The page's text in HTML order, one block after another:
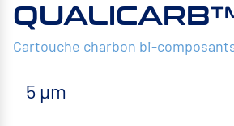
Cartouche charbon bi-
5 µm